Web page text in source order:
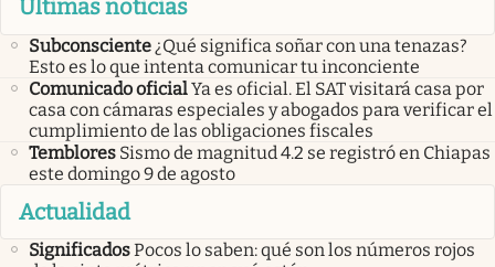
Últimas noticias
Subconsciente ¿Qué significa soñar con una tenazas?
Esto es lo que intenta comunicar tu inconciente
Comunicado oficialYa es oficial. El SAT visitará casa por
casa con cámaras especiales y abogados para verificar el
cumplimiento de las obligaciones fiscales
Temblores Sismo de magnitud 4.2 se registró en Chiapas
este domingo 9 de agosto
Actualidad
SignificadosPocos lo saben: qué son los números rojos